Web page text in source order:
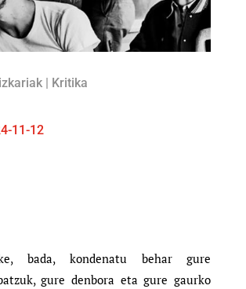
| Kritika
11-12
bada, kondenatu behar gure
gure denbora eta gure gaurko